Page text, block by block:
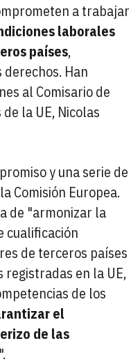
a trabajar
laborales
países,
Han
al Comisario de
la UE, Nicolas
y una serie de
Comisión Europea.
de "armonizar la
cualificación
de terceros países
en la UE,
de los
el
de las
".